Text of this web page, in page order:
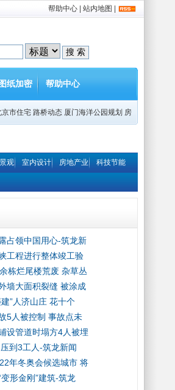
帮助中心 站内地图
图纸加密 帮助中心
京市住宅 路桥动态 厦门海洋公园规划 房
观 室内设计 房地产业 科技节能
占领中国用心-筑龙新
工程进行整体竣工验
栋烂尾楼荒废 杂草丛
墙大面积裂缝 被涂成
”人济山庄 花十个
5人被控制 事故点未
设管道时塌方4人被埋
到3工人-筑龙新闻
年冬奥会候选城市 将
形金刚”建筑-筑龙